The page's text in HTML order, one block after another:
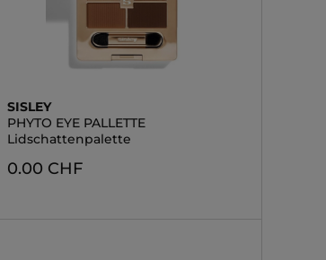
SISLEY
PHYTO EYE PALLETTE
Lidschattenpalette
0.00 CHF